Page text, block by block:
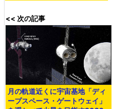
<< 次の記事
月の軌道近くに宇宙基地「ディ
ープスペース・ゲートウェイ」